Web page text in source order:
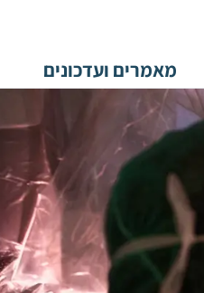
מאמרים ועדכונים